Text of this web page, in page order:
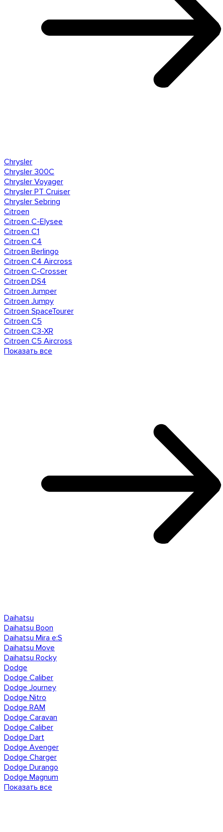
Chrysler
Chrysler 300C
Chrysler Voyager
Chrysler PT Cruiser
Chrysler Sebring
Citroen
Citroen C-Elysee
Citroen C1
Citroen C4
Citroen Berlingo
Citroen C4 Aircross
Citroen C-Crosser
Citroen DS4
Citroen Jumper
Citroen Jumpy
Citroen SpaceTourer
Citroen C5
Citroen C3-XR
Citroen C5 Aircross
Показать все
Daihatsu
Daihatsu Boon
Daihatsu Mira e:S
Daihatsu Move
Daihatsu Rocky
Dodge
Dodge Caliber
Dodge Journey
Dodge Nitro
Dodge RAM
Dodge Caravan
Dodge Caliber
Dodge Dart
Dodge Avenger
Dodge Charger
Dodge Durango
Dodge Magnum
Показать все